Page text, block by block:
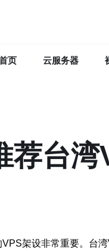
页 云服务器
荐台湾
架设非常重要。台